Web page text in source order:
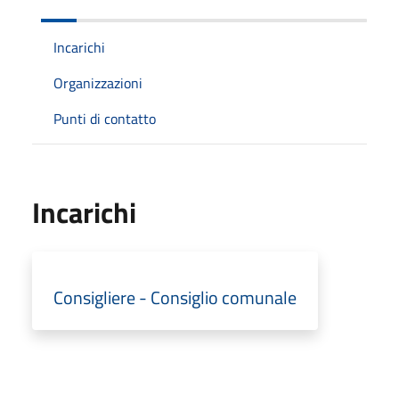
Incarichi
Organizzazioni
Punti di contatto
Incarichi
Consigliere - Consiglio comunale